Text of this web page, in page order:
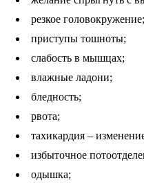
резкое головокружение;
приступы тошноты;
слабость в мышцах;
влажные ладони;
бледность;
рвота;
тахикардия –
избыточное
одышка;